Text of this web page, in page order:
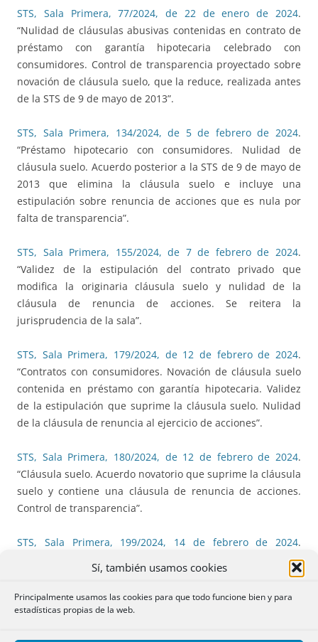
Sí, también usamos cookies
Principalmente usamos las cookies para que todo funcione bien y para
estadísticas propias de la web.
STS, Sala Primera, 77/2024, de 22 de enero de 2024.
“Nulidad de cláusulas abusivas contenidas en contrato de
préstamo con garantía hipotecaria celebrado con
consumidores. Control de transparencia proyectado sobre
novación de cláusula suelo, que la reduce, realizada antes
de la STS de 9 de mayo de 2013”.
STS, Sala Primera, 134/2024, de 5 de febrero de 2024.
“Préstamo hipotecario con consumidores. Nulidad de
cláusula suelo. Acuerdo posterior a la STS de 9 de mayo de
2013 que elimina la cláusula suelo e incluye una
estipulación sobre renuncia de acciones que es nula por
falta de transparencia”.
STS, Sala Primera, 155/2024, de 7 de febrero de 2024.
“Validez de la estipulación del contrato privado que
modifica la originaria cláusula suelo y nulidad de la
cláusula de renuncia de acciones. Se reitera la
jurisprudencia de la sala”.
STS, Sala Primera, 179/2024, de 12 de febrero de 2024.
“Contratos con consumidores. Novación de cláusula suelo
contenida en préstamo con garantía hipotecaria. Validez
de la estipulación que suprime la cláusula suelo. Nulidad
de la cláusula de renuncia al ejercicio de acciones”.
STS, Sala Primera, 180/2024, de 12 de febrero de 2024.
“Cláusula suelo. Acuerdo novatorio que suprime la cláusula
suelo y contiene una cláusula de renuncia de acciones.
Control de transparencia”.
STS, Sala Primera, 199/2024, 14 de febrero de 2024.
“Préstamo hipotecario con consumidores. Cláusula suelo.
Renuncia al ejercicio de acciones dentro de un pacto
transaccional de modificación o novación de la cláusula.
Nulidad de la cláusula de renuncia de acciones por no